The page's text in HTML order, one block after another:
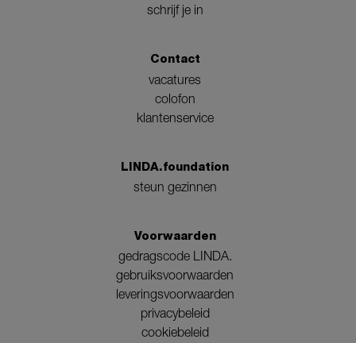
schrijf je in
Contact
vacatures
colofon
klantenservice
LINDA.foundation
steun gezinnen
Voorwaarden
gedragscode LINDA.
gebruiksvoorwaarden
leveringsvoorwaarden
privacybeleid
cookiebeleid